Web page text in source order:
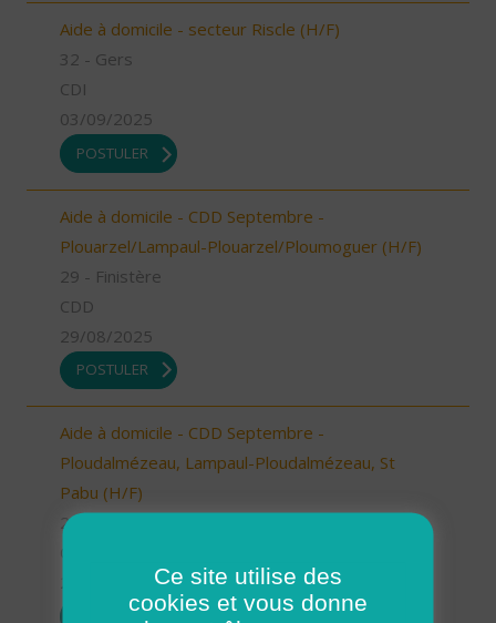
Aide à domicile - secteur Riscle (H/F)
32 - Gers
CDI
03/09/2025
POSTULER
Aide à domicile - CDD Septembre -
Plouarzel/Lampaul-Plouarzel/Ploumoguer (H/F)
29 - Finistère
CDD
29/08/2025
POSTULER
Aide à domicile - CDD Septembre -
Ploudalmézeau, Lampaul-Ploudalmézeau, St
Pabu (H/F)
29 - Finistère
POSTULER
Ce site utilise des
cookies et vous donne